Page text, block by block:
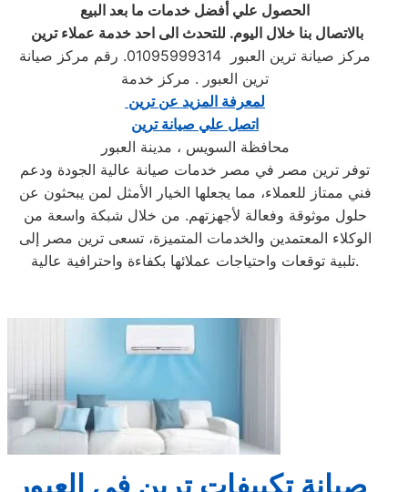
الحصول علي أفضل خدمات ما بعد البيع
بالاتصال بنا خلال اليوم. للتحدث الى احد خدمة عملاء ترين
مركز صيانة ترين العبور ‏ 01095999314. رقم مركز صيانة
ترين العبور ‏. مركز خدمة
لمعرفة المزيد عن ترين ‏
اتصل علي صيانة ترين
محافظة السويس ، مدينة العبور
توفر ترين مصر في مصر خدمات صيانة عالية الجودة ودعم
فني ممتاز للعملاء، مما يجعلها الخيار الأمثل لمن يبحثون عن
حلول موثوقة وفعالة لأجهزتهم. من خلال شبكة واسعة من
الوكلاء المعتمدين والخدمات المتميزة، تسعى ترين مصر إلى
تلبية توقعات واحتياجات عملائها بكفاءة واحترافية عالية.